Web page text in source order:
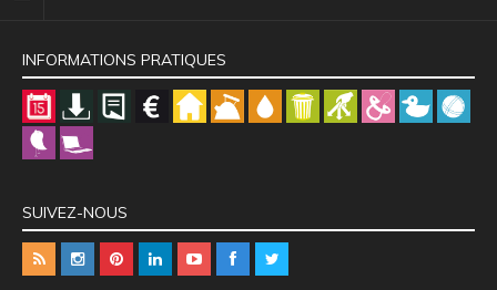
INFORMATIONS PRATIQUES
SUIVEZ-NOUS